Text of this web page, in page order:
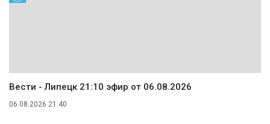
Вести - Липецк 21:10 эфир от 06.08.2026
06.08.2026 21:40